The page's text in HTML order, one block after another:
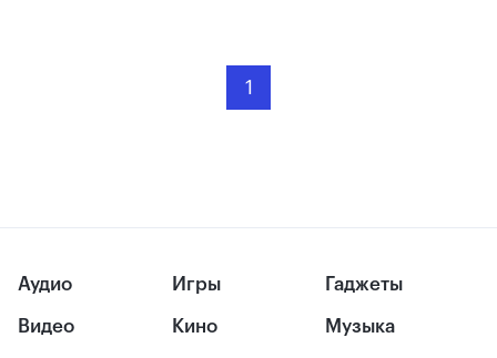
1
Аудио
Видео
Игры
Кино
Гаджеты
Музыка